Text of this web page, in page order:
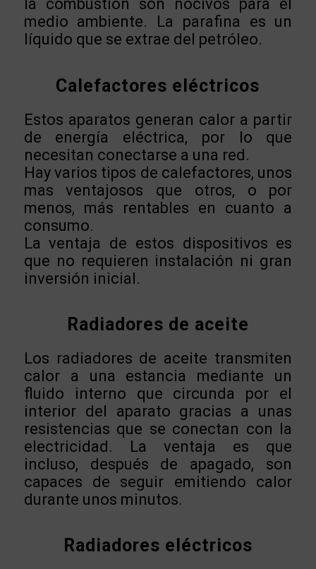
la combustión son nocivos para el
medio ambiente. La parafina es un
líquido que se extrae del petróleo.
Calefactores eléctricos
Estos aparatos generan calor a partir
de energía eléctrica, por lo que
necesitan conectarse a una red.
Hay varios tipos de calefactores, unos
mas ventajosos que otros, o por
menos, más rentables en cuanto a
consumo.
La ventaja de estos dispositivos es
que no requieren instalación ni gran
inversión inicial.
Radiadores de aceite
Los radiadores de aceite transmiten
calor a una estancia mediante un
fluido interno que circunda por el
interior del aparato gracias a unas
resistencias que se conectan con la
electricidad. La ventaja es que
incluso, después de apagado, son
capaces de seguir emitiendo calor
durante unos minutos.
Radiadores eléctricos